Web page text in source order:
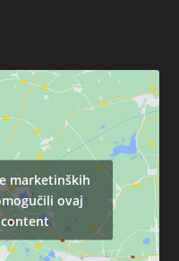
marketinških
ovaj